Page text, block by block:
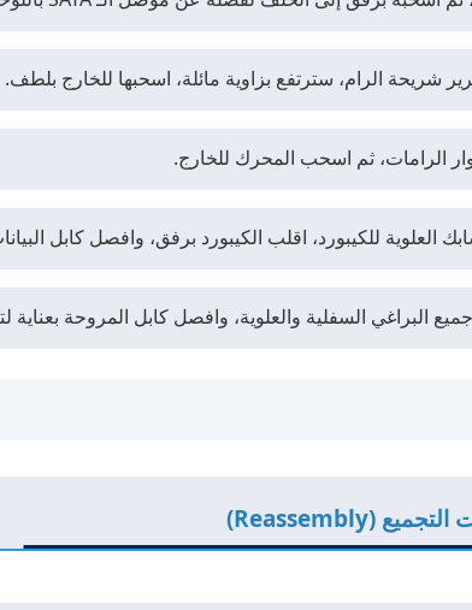
شريحة الرام، سترتفع بزاوية مائلة، اسحبها للخارج بلطف.
الرامات، ثم اسحب المحرك للخارج.
العلوية للكيبورد، اقلب الكيبورد برفق، وافصل كابل
البراغي السفلية والعلوية، وافصل كابل المروحة بعناية